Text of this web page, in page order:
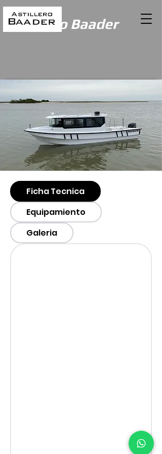
Astillero Baader
Ficha Tecnica
Equipamiento
Galeria